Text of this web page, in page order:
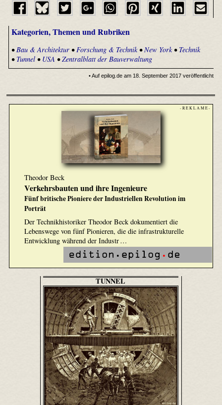
Kategorien, Themen und Rubriken
• Bau & Architektur• Forschung & Technik•New York• Technik
• Tunnel• USA •Zentralblatt der Bauverwaltung
• Auf epilog.de am 18. September 2017 veröffentlicht
- R E K L A M E -
Theodor Beck
Verkehrsbauten und ihre Ingenieure
Fünf britische Pioniere der Industriellen Revolution im
Porträt
Der Technikhistoriker Theodor Beck dokumentiert die
Lebenswege von fünf Pionieren, die die infrastrukturelle
Entwicklung während der Industr …
TUNNEL